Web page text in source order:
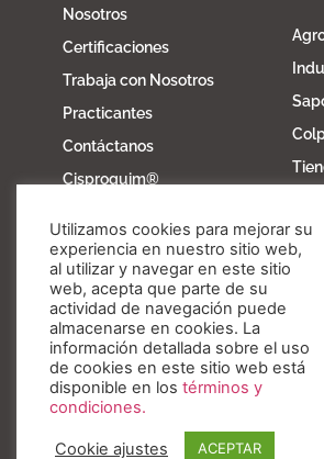
Nosotros
Certificaciones
Trabaja con Nosotros
Practicantes
Contáctanos
Cisproquim®
Blog
Fundación Invesa
Nuestros valores
Utilizamos cookies para mejorar su
experiencia en nuestro sitio web,
al utilizar y navegar en este sitio
web, acepta que parte de su
actividad de navegación puede
almacenarse en cookies. La
información detallada sobre el uso
de cookies en este sitio web está
disponible en los términos y
condiciones.
Cookie ajustes ACEPTAR